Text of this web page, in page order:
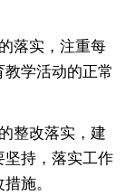
落实，注重每
学活动的正常
整改落实，建
坚持，落实工作
施。